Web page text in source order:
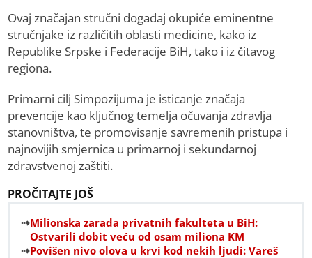
Ovaj značajan stručni događaj okupiće eminentne
stručnjake iz različitih oblasti medicine, kako iz
Republike Srpske i Federacije BiH, tako i iz čitavog
regiona.
Primarni cilj Simpozijuma je isticanje značaja
prevencije kao ključnog temelja očuvanja zdravlja
stanovništva, te promovisanje savremenih pristupa i
najnovijih smjernica u primarnoj i sekundarnoj
zdravstvenoj zaštiti.
PROČITAJTE JOŠ
Milionska zarada privatnih fakulteta u BiH:
Ostvarili dobit veću od osam miliona KM
Povišen nivo olova u krvi kod nekih ljudi: Vareš